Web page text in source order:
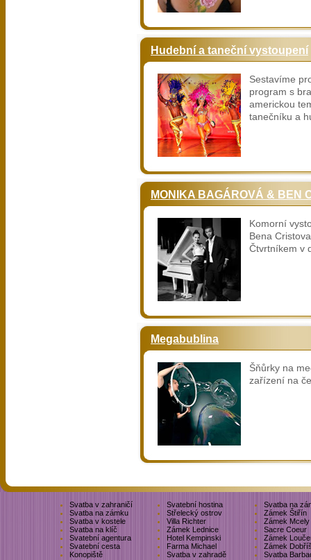
Hudební a taneční vystoupení
Sestavíme
program s
americkou
tanečníku a
MONIKA BAGÁROVÁ & BEN
Komorní
Bena
Čtvrtníkem v
Megabublina
Šňůrky na
zařízení na
Svatba v zahraničí Svatební hostina
Svatba na
Svatba na zámku
Střelecký ostrov
Zámek Štiřín
Svatba v kostele
Villa Richter
Zámek Mcely
Svatba na klíč
Zámek Lednice
Sacre Coeur
Svatební agentura
Hotel Kempinski
Zámek
Svatební cesta
Farma Michael
Zámek
Konopiště
Svatba v zahradě Svatba